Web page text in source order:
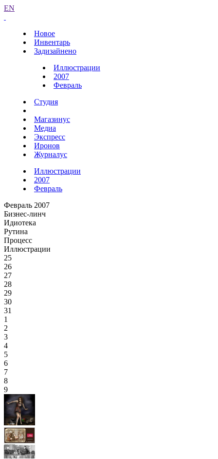
EN
Новое
Инвентарь
Задизайнено
Иллюстрации
2007
Февраль
Студия
Магазинус
Медиа
Экспресс
Иронов
Журналус
Иллюстрации
2007
Февраль
Февраль 2007
Бизнес-линч
Идиотека
Рутина
Процесс
Иллюстрации
25
26
27
28
29
30
31
1
2
3
4
5
6
7
8
9